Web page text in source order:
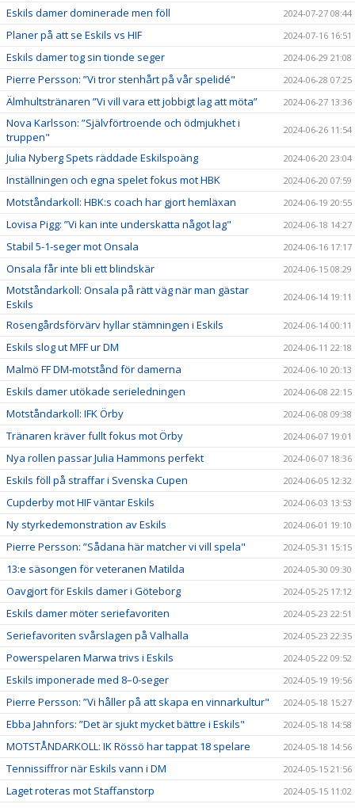
Eskils damer dominerade men föll 2024-07-27 08:44
Planer på att se Eskils vs HIF 2024-07-16 16:51
Eskils damer tog sin tionde seger 2024-06-29 21:08
Pierre Persson: ”Vi tror stenhårt på vår spelidé" 2024-06-28 07:25
Älmhultstränaren ”Vi vill vara ett jobbigt lag att möta” 2024-06-27 13:36
Nova Karlsson: ”Självförtroende och ödmjukhet i
truppen"
2024-06-26 11:54
Julia Nyberg Spets räddade Eskilspoäng 2024-06-20 23:04
Inställningen och egna spelet fokus mot HBK 2024-06-20 07:59
Motståndarkoll: HBK:s coach har gjort hemläxan 2024-06-19 20:55
Lovisa Pigg: ”Vi kan inte underskatta något lag" 2024-06-18 14:27
Stabil 5-1-seger mot Onsala 2024-06-16 17:17
Onsala får inte bli ett blindskär 2024-06-15 08:29
Motståndarkoll: Onsala på rätt väg när man gästar
Eskils
2024-06-14 19:11
Rosengårdsförvärv hyllar stämningen i Eskils 2024-06-14 00:11
Eskils slog ut MFF ur DM 2024-06-11 22:18
Malmö FF DM-motstånd för damerna 2024-06-10 20:13
Eskils damer utökade serieledningen 2024-06-08 22:15
Motståndarkoll: IFK Örby 2024-06-08 09:38
Tränaren kräver fullt fokus mot Örby 2024-06-07 19:01
Nya rollen passar Julia Hammons perfekt 2024-06-07 18:36
Eskils föll på straffar i Svenska Cupen 2024-06-05 12:32
Cupderby mot HIF väntar Eskils 2024-06-03 13:53
Ny styrkedemonstration av Eskils 2024-06-01 19:10
Pierre Persson: ”Sådana här matcher vi vill spela" 2024-05-31 15:15
13:e säsongen för veteranen Matilda 2024-05-30 09:30
Oavgjort för Eskils damer i Göteborg 2024-05-25 17:12
Eskils damer möter seriefavoriten 2024-05-23 22:51
Seriefavoriten svårslagen på Valhalla 2024-05-23 22:35
Powerspelaren Marwa trivs i Eskils 2024-05-22 09:52
Eskils imponerade med 8–0-seger 2024-05-19 19:56
Pierre Persson: ”Vi håller på att skapa en vinnarkultur" 2024-05-18 15:27
Ebba Jahnfors: ”Det är sjukt mycket bättre i Eskils" 2024-05-18 14:58
MOTSTÅNDARKOLL: IK Rössö har tappat 18 spelare 2024-05-18 14:56
Tennissiffror när Eskils vann i DM 2024-05-15 21:56
Laget roteras mot Staffanstorp 2024-05-15 11:02